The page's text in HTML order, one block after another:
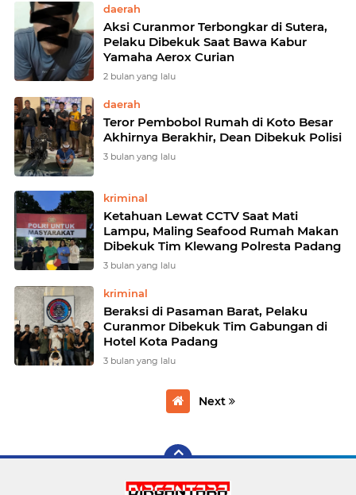
daerah
Aksi Curanmor Terbongkar di Sutera,
Pelaku Dibekuk Saat Bawa Kabur
Yamaha Aerox Curian
2 bulan yang lalu
daerah
Teror Pembobol Rumah di Koto Besar
Akhirnya Berakhir, Dean Dibekuk Polisi
3 bulan yang lalu
kriminal
Ketahuan Lewat CCTV Saat Mati
Lampu, Maling Seafood Rumah Makan
Dibekuk Tim Klewang Polresta Padang
3 bulan yang lalu
kriminal
Beraksi di Pasaman Barat, Pelaku
Curanmor Dibekuk Tim Gabungan di
Hotel Kota Padang
3 bulan yang lalu
Next